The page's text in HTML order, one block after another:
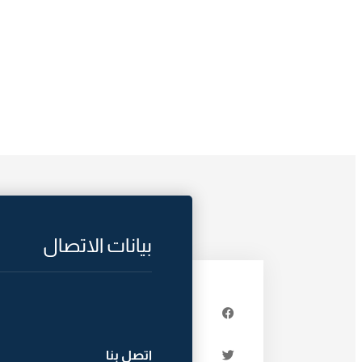
بيانات الاتصال
اتصل بنا